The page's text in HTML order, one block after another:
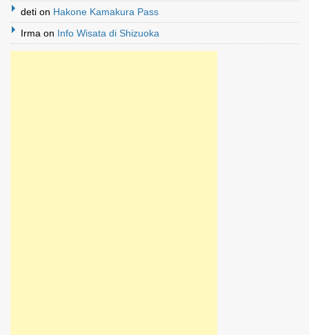
deti on Hakone Kamakura Pass
Irma on Info Wisata di Shizuoka